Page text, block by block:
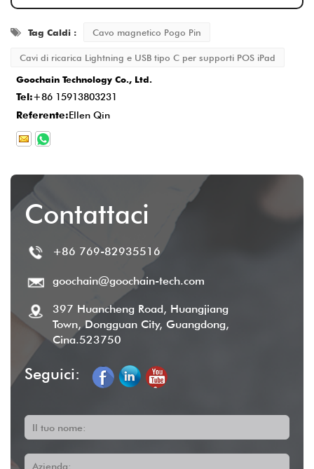
qualità: Dopo l'approvazione del campione,
il ciclo produttivo è15-20 giorni
lavorativi, garantendo che ogni dettaglio
soddisfi lo standard.
Consegna e servizio post-vendita
consegna sono in genere
vendita completo per garantire la
soddisfazione del cliente.
Tag Caldi : Cavo magnetico Pogo Pin
Cavi di ricarica Lightning e USB tipo C per supporti POS iPad
Goochain Technology Co., Ltd.
Tel:+86 15913803231
Referente:Ellen Qin
Contattaci
+86 769-82935516
goochain@goochain-tech.com
397 Huancheng Road, Huangjiang
Town, Dongguan City, Guangdong,
Cina.523750
Seguici:
Il tuo nome:
Azienda: